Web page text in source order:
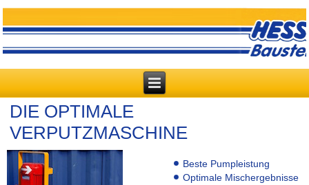
DIE OPTIMALE
VERPUTZMASCHINE
Beste Pumpleistung
Optimale Mischergebnisse